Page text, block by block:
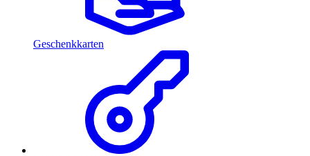
Geschenkkarten